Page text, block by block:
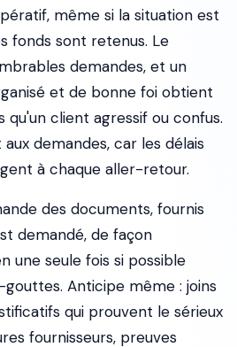
même si la situation est
fonds sont retenus. Le
demandes, et un
et de bonne foi obtient
qu'un client agressif ou confus.
demandes, car les délais
à chaque aller-retour.
des documents, fournis
demandé, de façon
une seule fois si possible
Anticipe même : joins
qui prouvent le sérieux
fournisseurs, preuves